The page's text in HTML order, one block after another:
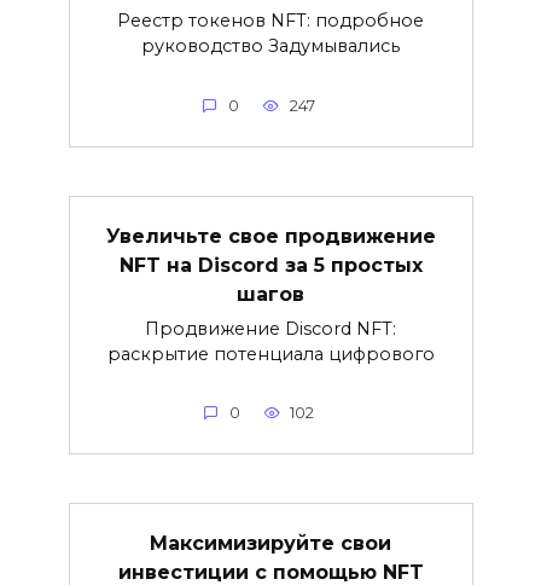
Реестр токенов NFT: подробное
руководство Задумывались
0 247
Увеличьте свое продвижение
NFT на Discord за 5 простых
шагов
Продвижение Discord NFT:
раскрытие потенциала цифрового
0 102
Максимизируйте свои
инвестиции с помощью NFT